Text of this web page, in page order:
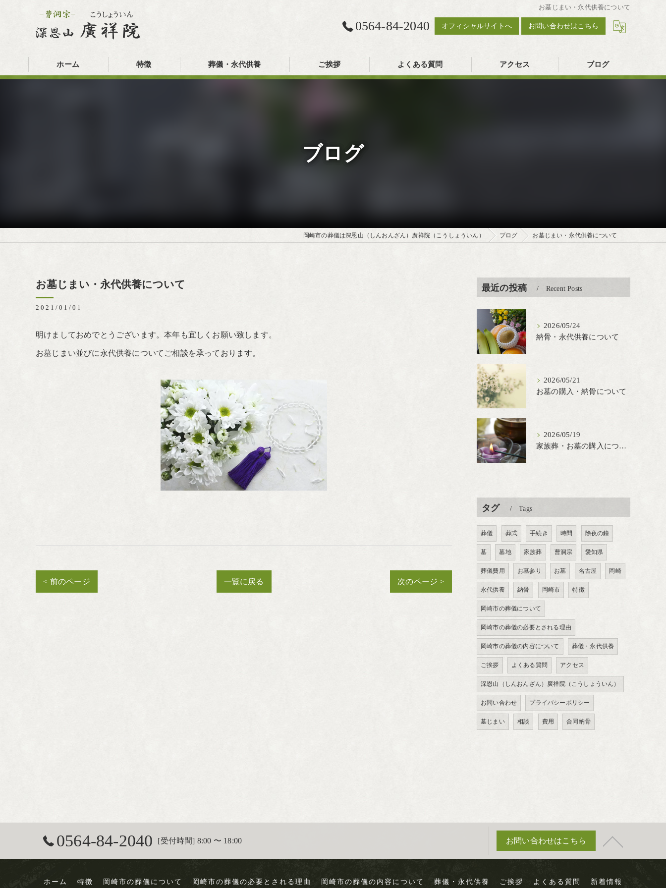
お墓じまい・永代供養について
0564-84-2040 オフィシャルサイトへ お問い合わせはこちら
ホーム 特徴 葬儀・永代供養 ご挨拶 よくある質問 アクセス ブログ
ブログ
岡崎市の葬儀は深恩山（しんおんざん）廣祥院（こうしょういん） ブログ お墓じまい・永代供養について
お墓じまい・永代供養について
2021/01/01
明けましておめでとうございます。本年も宜しくお願い致します。
お墓じまい並びに永代供養についてご相談を承っております。
< 前のページ 一覧に戻る 次のページ >
最近の投稿 Recent Posts
2026/05/24
納骨・永代供養について
2026/05/21
お墓の購入・納骨について
2026/05/19
家族葬・お墓の購入について
タグ Tags
葬儀 葬式 手続き 時間 除夜の鐘
墓 墓地 家族葬 曹洞宗 愛知県
葬儀費用 お墓参り お墓 名古屋 岡崎
永代供養 納骨 岡崎市 特徴
岡崎市の葬儀について
岡崎市の葬儀の必要とされる理由
岡崎市の葬儀の内容について 葬儀・永代供養
ご挨拶 よくある質問 アクセス
深恩山（しんおんざん）廣祥院（こうしょういん）
お問い合わせ プライバシーポリシー
墓じまい 相談 費用 合同納骨
0564-84-2040 [受付時間] 8:00 〜 18:00 お問い合わせはこちら
ホーム 特徴 岡崎市の葬儀について 岡崎市の葬儀の必要とされる理由 岡崎市の葬儀の内容について 葬儀・永代供養 ご挨拶 よくある質問 新着情報